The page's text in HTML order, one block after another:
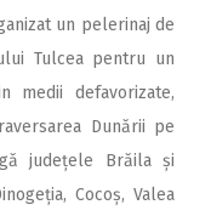
un pelerinaj de
Tulcea pentru un
medii defavorizate,
Dunării pe
județele Brăila și
Cocoș, Valea